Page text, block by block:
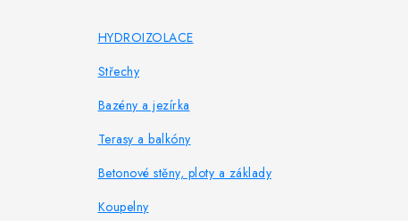
HYDROIZOLACE
Střechy
Bazény a jezírka
Terasy a balkóny
Betonové stěny, ploty a základy
Koupelny